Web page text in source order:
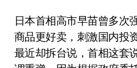
日本首相高市早苗曾多次
商品更好卖，刺激国内投
最近却拆台说，首相这套